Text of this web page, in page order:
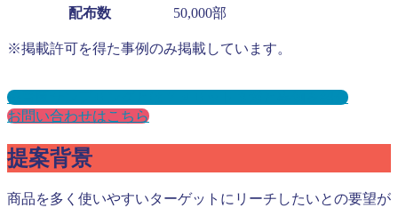
配布数
50,000部
※掲載許可を得た事例のみ掲載しています。
保育園サンプリングとは？メリット３選と事例を紹介
お問い合わせはこちら
提案背景
商品を多く使いやすいターゲットにリーチしたいとの要望が